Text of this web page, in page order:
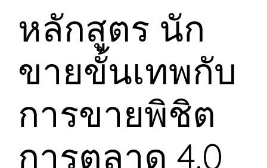
หลักสูตร นัก
ขายขั้นเทพกับ
การขายพิชิต
การตลาด 4.0